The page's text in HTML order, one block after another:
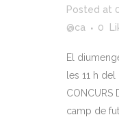
Posted at
@ca
0
El
les 11 h
CONCURS
camp de